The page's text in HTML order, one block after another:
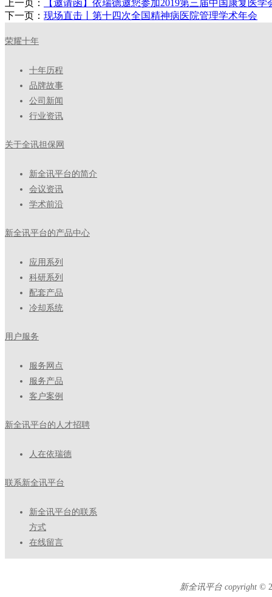
上一页：
【邀请函】依瑞德邀您参加2019第三届中国康复医学
下一页： 现场直击丨第十四次全国精神病医院管理学术年会
荣耀十年
十年历程
品牌故事
公司新闻
行业资讯
关于全讯担保网
新全讯平台的简介
会议资讯
学术前沿
新全讯平台的产品中心
应用系列
科研系列
配套产品
冷却系统
用户服务
服务网点
服务产品
客户案例
新全讯平台的人才招聘
人在依瑞德
联系新全讯平台
新全讯平台的联系
方式
在线留言
新全讯平台 copyright ©